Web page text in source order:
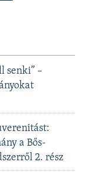
senki” –
a Bős-
2. rész